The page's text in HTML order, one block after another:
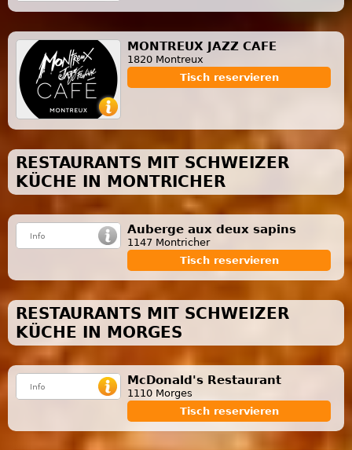
MONTREUX JAZZ CAFE
1820 Montreux
Tisch reservieren
RESTAURANTS MIT SCHWEIZER
KÜCHE IN MONTRICHER
Auberge aux deux sapins
1147 Montricher
Tisch reservieren
RESTAURANTS MIT SCHWEIZER
KÜCHE IN MORGES
McDonald's Restaurant
1110 Morges
Tisch reservieren